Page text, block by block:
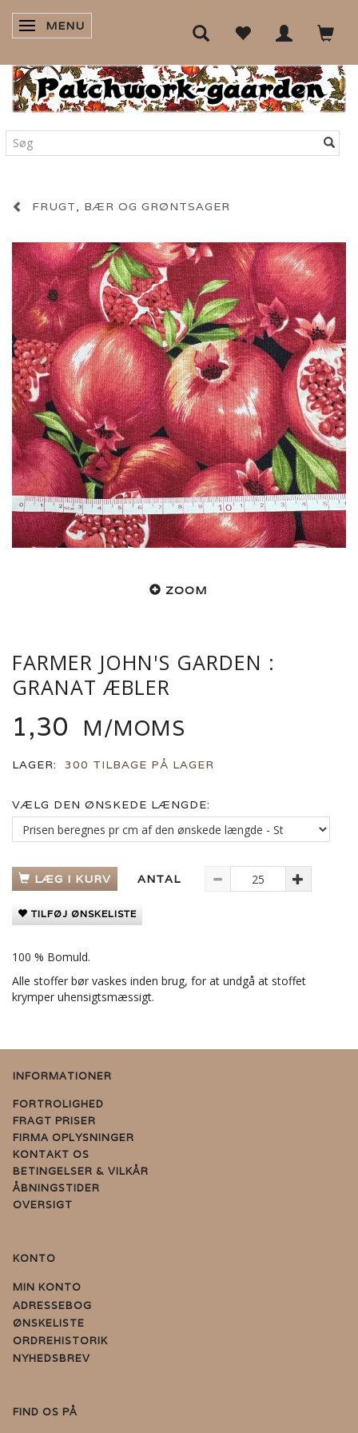
SKIFTE NAVIGATION
MENU
FRUGT, BÆR OG GRØNTSAGER
ZOOM
FARMER JOHN'S GARDEN :
GRANAT ÆBLER
1,30 M/MOMS
LAGER: 300 TILBAGE PÅ LAGER
VÆLG DEN ØNSKEDE LÆNGDE:
LÆG I KURV ANTAL
TILFØJ ØNSKELISTE
100 % Bomuld.
Alle stoffer bør vaskes inden brug, for at undgå at stoffet
krymper uhensigtsmæssigt.
INFORMATIONER
FORTROLIGHED
FRAGT PRISER
FIRMA OPLYSNINGER
KONTAKT OS
BETINGELSER & VILKÅR
ÅBNINGSTIDER
OVERSIGT
KONTO
MIN KONTO
ADRESSEBOG
ØNSKELISTE
ORDREHISTORIK
NYHEDSBREV
FIND OS PÅ